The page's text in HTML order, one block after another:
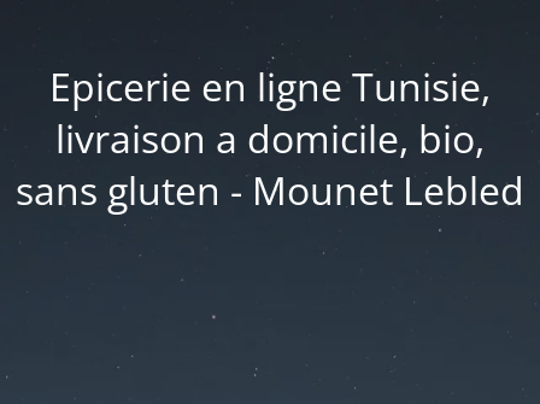
Epicerie en ligne Tunisie,
livraison a domicile, bio,
sans gluten - Mounet Lebled